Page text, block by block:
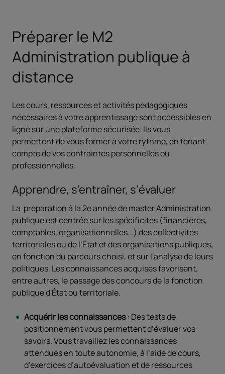
Préparer le M2
Administration publique à
distance
Les cours, ressources et activités pédagogiques
nécessaires à votre apprentissage sont accessibles en
ligne sur une plateforme sécurisée. Ils vous
permettent de vous former à votre rythme, en tenant
compte de vos contraintes personnelles ou
professionnelles.
Apprendre, s’entraîner, s’évaluer
La préparation à la 2e année de master Administration
publique est centrée sur les spécificités (financières,
comptables, organisationnelles...) des collectivités
territoriales ou de l’État et des organisations publiques,
en fonction du parcours choisi, et sur l'analyse de leurs
politiques. Les connaissances acquises favorisent,
entre autres, le passage des concours de la fonction
publique d'État ou territoriale.
Acquérir les connaissances: Des tests de
positionnement vous permettent d’évaluer vos
savoirs. Vous travaillez les connaissances
attendues en toute autonomie, à l’aide de cours,
d’exercices d’autoévaluation et de ressources